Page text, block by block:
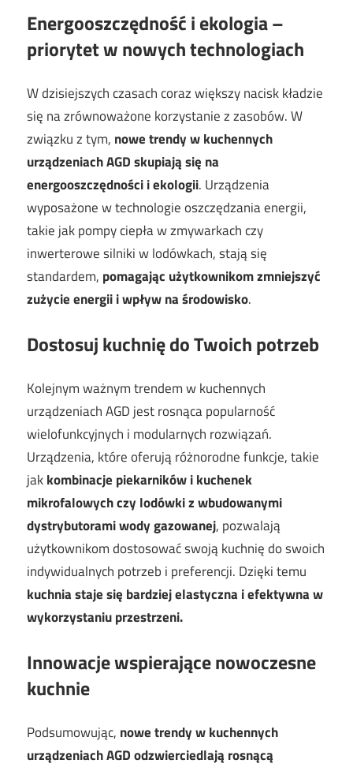
Energooszczędność i ekologia –
priorytet w nowych technologiach
W dzisiejszych czasach coraz większy nacisk kładzie
się na zrównoważone korzystanie z zasobów. W
związku z tym, nowe trendy w kuchennych
urządzeniach AGD skupiają się na
energooszczędności i ekologii. Urządzenia
wyposażone w technologie oszczędzania energii,
takie jak pompy ciepła w zmywarkach czy
inwerterowe silniki w lodówkach, stają się
standardem, pomagając użytkownikom zmniejszyć
zużycie energii i wpływ na środowisko.
Dostosuj kuchnię do Twoich potrzeb
Kolejnym ważnym trendem w kuchennych
urządzeniach AGD jest rosnąca popularność
wielofunkcyjnych i modularnych rozwiązań.
Urządzenia, które oferują różnorodne funkcje, takie
jakkombinacje piekarników i kuchenek
mikrofalowych czy lodówki z wbudowanymi
dystrybutorami wody gazowanej, pozwalają
użytkownikom dostosować swoją kuchnię do swoich
indywidualnych potrzeb i preferencji. Dzięki temu
kuchnia staje się bardziej elastyczna i efektywna w
wykorzystaniu przestrzeni.
Innowacje wspierające nowoczesne
kuchnie
Podsumowując, nowe trendy w kuchennych
urządzeniach AGD odzwierciedlają rosnącą